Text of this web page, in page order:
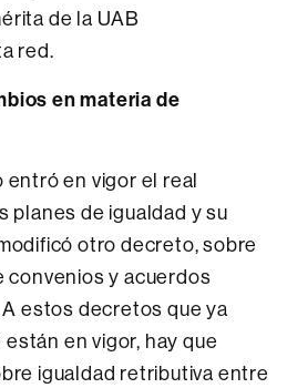
de la UAB
red.
en materia de
entró en vigor el real
planes de igualdad y su
otro decreto, sobre
y acuerdos
estos decretos que ya
en vigor, hay que
igualdad retributiva entre